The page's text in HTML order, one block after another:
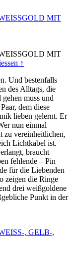
MIT
MIT
↑
Und bestenfalls
des Alltags, die
muss und
dem diese
lieben gelernt. Er
nun einmal
zu vereinheitlichen,
Lichtkabel ist.
braucht
fehlende – Pin
für die Liebenden
zeigen die Ringe
drei weißgoldene
Punkt in der
, GELB-,